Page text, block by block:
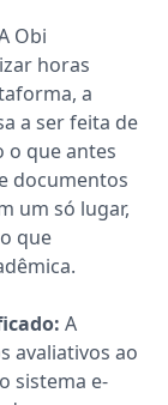
Obi
horas
a
a ser feita de
o que antes
documentos
um só lugar,
que
A
avaliativos ao
sistema e-